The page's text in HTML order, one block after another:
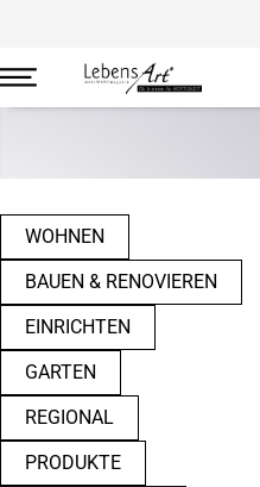
WOHNEN
BAUEN & RENOVIEREN
EINRICHTEN
GARTEN
REGIONAL
PRODUKTE